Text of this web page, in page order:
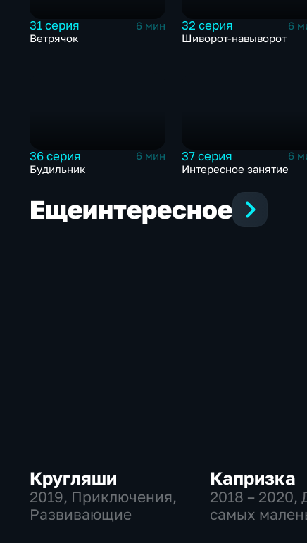
31 серия
6 мин
Ветрячок
32 серия
6
Шиворот-навыворот
36 серия
6 мин
Будильник
37 серия
6
Интересное занятие
Ещеинтересное
Кругляши
2019, Приключения,
Развивающие
Капризка
2018 – 2020,
самых